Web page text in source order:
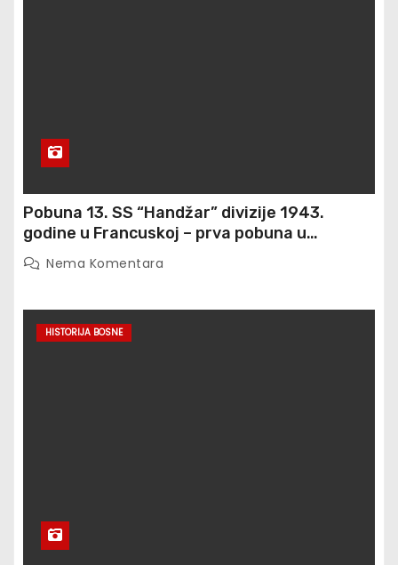
Pobuna 13. SS “Handžar” divizije 1943.
godine u Francuskoj – prva pobuna u
moćnom Waffen SS ogranku
Nema Komentara
HISTORIJA BOSNE